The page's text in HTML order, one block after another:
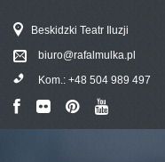
Beskidzki Teatr Iluzji
biuro@rafalmulka.pl
Kom.: +48 504 989 497